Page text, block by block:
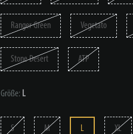
Ranger Green Vegetato
Stone Desert ATP
Größe: L
S M L XL